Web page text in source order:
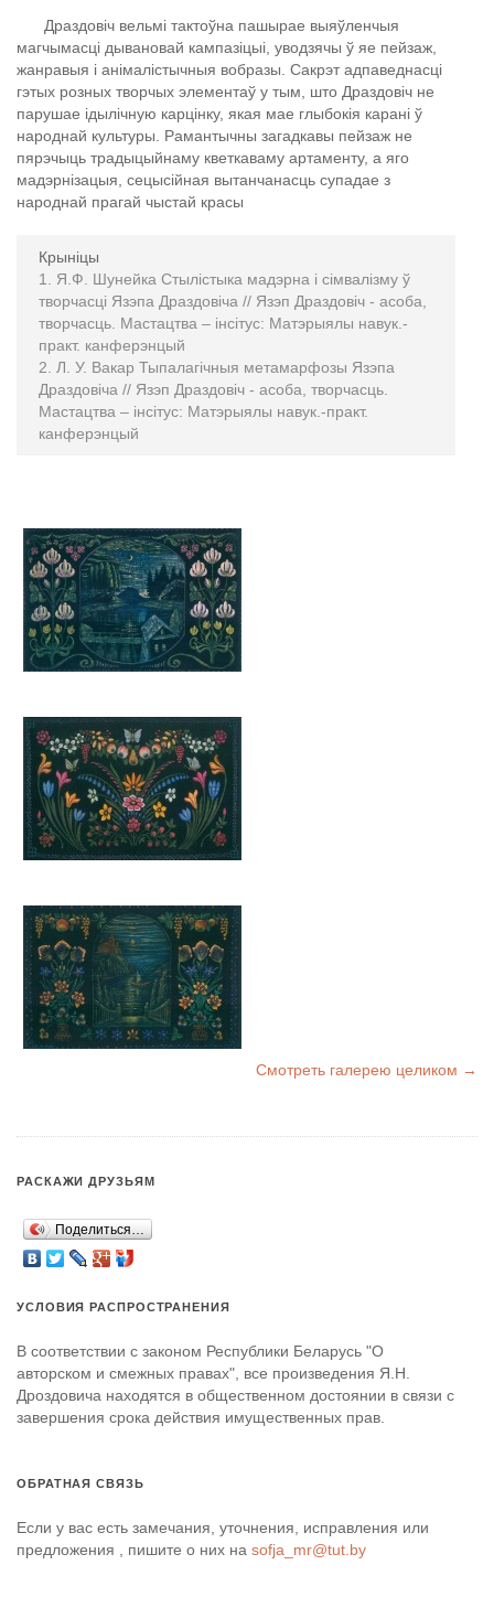
Драздовіч вельмі тактоўна пашырае выяўленчыя
магчымасці дывановай кампазіцыі, уводзячы ў яе пейзаж,
жанравыя і анімалістычныя вобразы. Сакрэт адпаведнасці
гэтых розных творчых элементаў у тым, што Драздовіч не
парушае ідылічную карцінку, якая мае глыбокія карані ў
народнай культуры. Рамантычны загадкавы пейзаж не
пярэчыць традыцыйнаму кветкаваму артаменту, а яго
мадэрнізацыя, сецысійная вытанчанасць супадае з
народнай прагай чыстай красы
Крыніцы
Я.Ф. Шунейка Стылістыка мадэрна і сімвалізму ў
творчасці Язэпа Драздовіча // Язэп Драздовіч - асоба,
творчасць. Мастацтва – інсітус: Матэрыялы навук.-
практ. канферэнцый
Л. У. Вакар Тыпалагічныя метамарфозы Язэпа
Драздовіча // Язэп Драздовіч - асоба, творчасць.
Мастацтва – інсітус: Матэрыялы навук.-практ.
канферэнцый
Смотреть галерею целиком →
РАСКАЖИ ДРУЗЬЯМ
Поделиться…
УСЛОВИЯ РАСПРОСТРАНЕНИЯ
В соответствии с законом Республики Беларусь "О
авторском и смежных правах", все произведения Я.Н.
Дроздовича находятся в общественном достоянии в связи с
завершения срока действия имущественных прав.
ОБРАТНАЯ СВЯЗЬ
Если у вас есть замечания, уточнения, исправления или
предложения , пишите о них на sofja_mr@tut.by